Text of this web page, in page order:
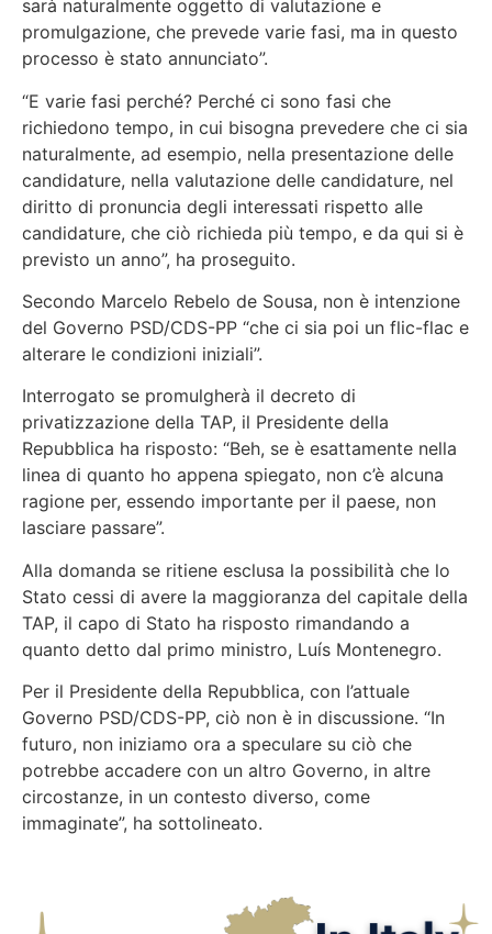
sarà naturalmente oggetto di valutazione e
promulgazione, che prevede varie fasi, ma in questo
processo è stato annunciato”.
“E varie fasi perché? Perché ci sono fasi che
richiedono tempo, in cui bisogna prevedere che ci sia
naturalmente, ad esempio, nella presentazione delle
candidature, nella valutazione delle candidature, nel
diritto di pronuncia degli interessati rispetto alle
candidature, che ciò richieda più tempo, e da qui si è
previsto un anno”, ha proseguito.
Secondo Marcelo Rebelo de Sousa, non è intenzione
del Governo PSD/CDS-PP “che ci sia poi un flic-flac e
alterare le condizioni iniziali”.
Interrogato se promulgherà il decreto di
privatizzazione della TAP, il Presidente della
Repubblica ha risposto: “Beh, se è esattamente nella
linea di quanto ho appena spiegato, non c’è alcuna
ragione per, essendo importante per il paese, non
lasciare passare”.
Alla domanda se ritiene esclusa la possibilità che lo
Stato cessi di avere la maggioranza del capitale della
TAP, il capo di Stato ha risposto rimandando a
quanto detto dal primo ministro, Luís Montenegro.
Per il Presidente della Repubblica, con l’attuale
Governo PSD/CDS-PP, ciò non è in discussione. “In
futuro, non iniziamo ora a speculare su ciò che
potrebbe accadere con un altro Governo, in altre
circostanze, in un contesto diverso, come
immaginate”, ha sottolineato.